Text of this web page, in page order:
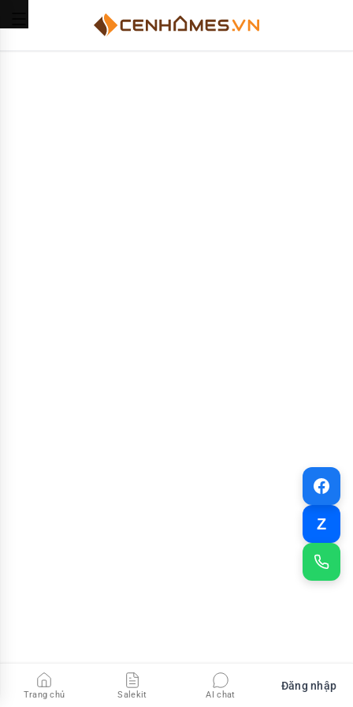
Z
Trang chủ Salekit AI chat
Đăng nhập